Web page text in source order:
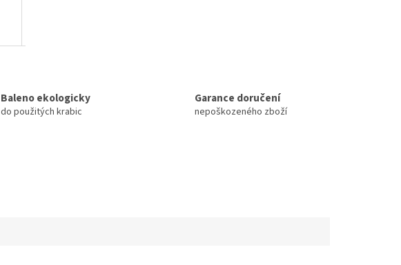
Baleno ekologicky
do použitých krabic
Garance doručení
nepoškozeného zboží